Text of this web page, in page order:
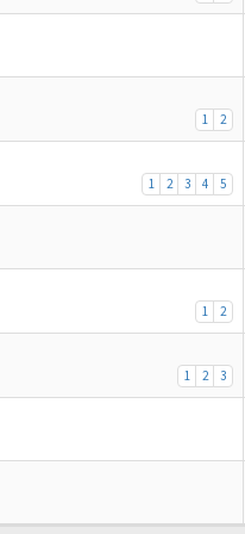
1 2
1 2 3 4 5
1 2
1 2 3